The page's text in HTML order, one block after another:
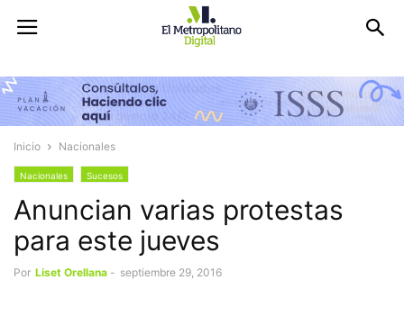
Inicio Nacionales
Nacionales Sucesos
Anuncian varias protestas
para este jueves
Por Liset Orellana - septiembre 29, 2016